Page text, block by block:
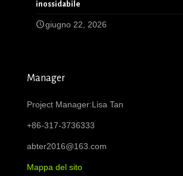
inossidabile
giugno 22, 2026
Manager
Project Manager:Lisa Tan
+86-317-3736333
abter2016@163.com
Mappa del sito